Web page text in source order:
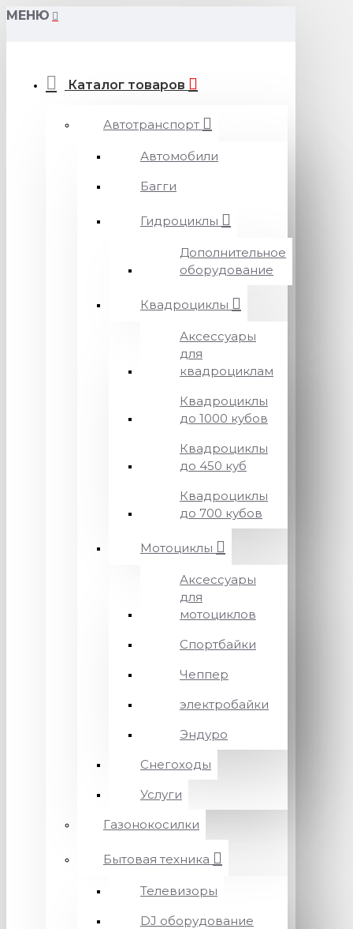
МЕНЮ
Каталог товаров
Автотранспорт
Автомобили
Багги
Гидроциклы
Дополнительное
оборудование
Квадроциклы
Аксессуары
для
квадроциклам
Квадроциклы
до 1000 кубов
Квадроциклы
до 450 куб
Квадроциклы
до 700 кубов
Мотоциклы
Аксессуары
для
мотоциклов
Спортбайки
Чеппер
электробайки
Эндуро
Снегоходы
Услуги
Газонокосилки
Бытовая техника
Телевизоры
DJ оборудование